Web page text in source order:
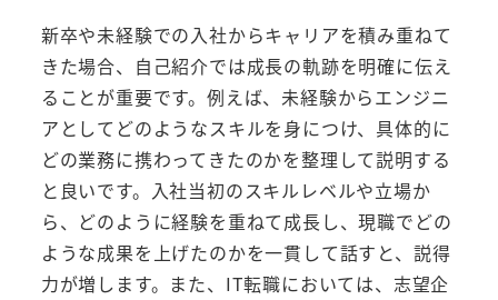
新卒や未経験での入社からキャリアを積み重ねて
きた場合、自己紹介では成長の軌跡を明確に伝え
ることが重要です。例えば、未経験からエンジニ
アとしてどのようなスキルを身につけ、具体的に
どの業務に携わってきたのかを整理して説明する
と良いです。入社当初のスキルレベルや立場か
ら、どのように経験を重ねて成長し、現職でどの
ような成果を上げたのかを一貫して話すと、説得
力が増します。また、IT転職においては、志望企